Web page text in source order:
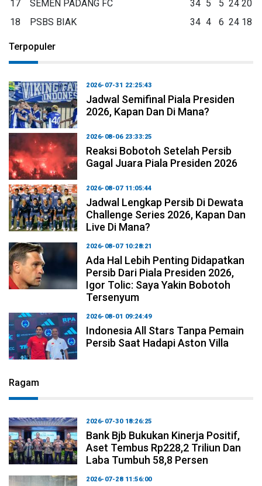
17 SEMEN PADANG FC 34 5 5 24 20
18
PSBS BIAK 34 4 6 24 18
Terpopuler
2026-07-31 22:25:43
Jadwal Semifinal Piala Presiden
2026, Kapan Dan Di Mana?
2026-08-06 23:33:25
Reaksi Bobotoh Setelah Persib
Gagal Juara Piala Presiden 2026
2026-08-07 11:05:44
Jadwal Lengkap Persib Di Dewata
Challenge Series 2026, Kapan Dan
Live Di Mana?
2026-08-07 10:28:21
Ada Hal Lebih Penting Didapatkan
Persib Dari Piala Presiden 2026,
Igor Tolic: Saya Yakin Bobotoh
Tersenyum
2026-08-01 09:24:49
Indonesia All Stars Tanpa Pemain
Persib Saat Hadapi Aston Villa
Ragam
2026-07-30 18:26:25
Bank Bjb Bukukan Kinerja Positif,
Aset Tembus Rp228,2 Triliun Dan
Laba Tumbuh 58,8 Persen
2026-07-28 11:56:00